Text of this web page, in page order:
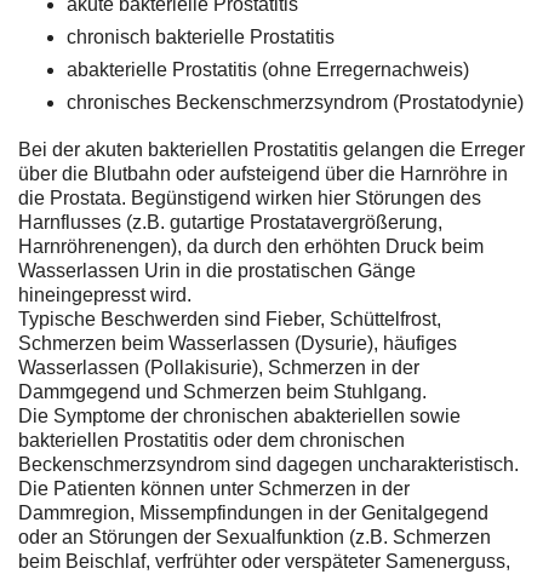
akute bakterielle Prostatitis
chronisch bakterielle Prostatitis
abakterielle Prostatitis (ohne Erregernachweis)
chronisches Beckenschmerzsyndrom (Prostatodynie)
Bei der akuten bakteriellen Prostatitis gelangen die Erreger
über die Blutbahn oder aufsteigend über die Harnröhre in
die Prostata. Begünstigend wirken hier Störungen des
Harnflusses (z.B. gutartige Prostatavergrößerung,
Harnröhrenengen), da durch den erhöhten Druck beim
Wasserlassen Urin in die prostatischen Gänge
hineingepresst wird.
Typische Beschwerden sind Fieber, Schüttelfrost,
Schmerzen beim Wasserlassen (Dysurie), häufiges
Wasserlassen (Pollakisurie), Schmerzen in der
Dammgegend und Schmerzen beim Stuhlgang.
Die Symptome der chronischen abakteriellen sowie
bakteriellen Prostatitis oder dem chronischen
Beckenschmerzsyndrom sind dagegen uncharakteristisch.
Die Patienten können unter Schmerzen in der
Dammregion, Missempfindungen in der Genitalgegend
oder an Störungen der Sexualfunktion (z.B. Schmerzen
beim Beischlaf, verfrühter oder verspäteter Samenerguss,